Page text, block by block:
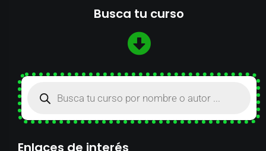
Busca tu curso
Enlaces de interés